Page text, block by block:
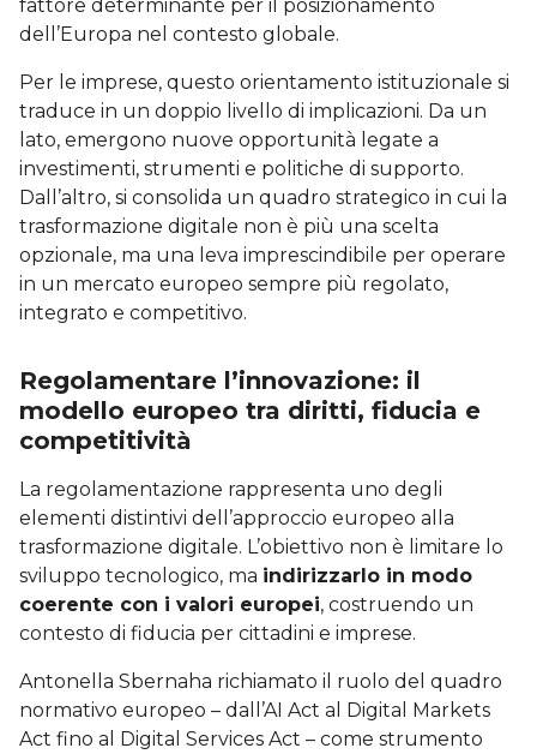
fattore determinante per il posizionamento
dell’Europa nel contesto globale.
Per le imprese, questo orientamento istituzionale si
traduce in un doppio livello di implicazioni. Da un
lato, emergono nuove opportunità legate a
investimenti, strumenti e politiche di supporto.
Dall’altro, si consolida un quadro strategico in cui la
trasformazione digitale non è più una scelta
opzionale, ma una leva imprescindibile per operare
in un mercato europeo sempre più regolato,
integrato e competitivo.
Regolamentare l’innovazione: il
modello europeo tra diritti, fiducia e
competitività
La regolamentazione rappresenta uno degli
elementi distintivi dell’approccio europeo alla
trasformazione digitale. L’obiettivo non è limitare lo
sviluppo tecnologico, ma indirizzarlo in modo
coerente con i valori europei, costruendo un
contesto di fiducia per cittadini e imprese.
Antonella Sbernaha richiamato il ruolo del quadro
normativo europeo – dall’AI Act al Digital Markets
Act fino al Digital Services Act – come strumento